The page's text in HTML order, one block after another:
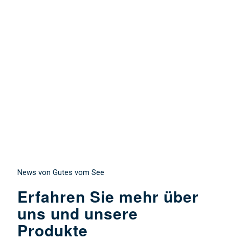
News von Gutes vom See
Erfahren Sie mehr über
uns und unsere
Produkte